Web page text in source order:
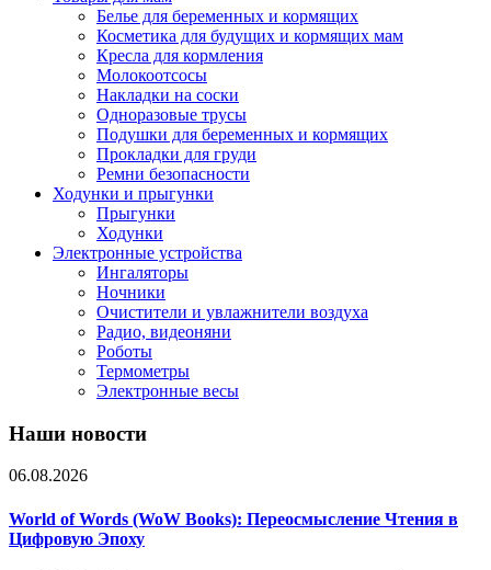
Белье для беременных и кормящих
Косметика для будущих и кормящих мам
Кресла для кормления
Молокоотсосы
Накладки на соски
Одноразовые трусы
Подушки для беременных и кормящих
Прокладки для груди
Ремни безопасности
Ходунки и прыгунки
Прыгунки
Ходунки
Электронные устройства
Ингаляторы
Ночники
Очистители и увлажнители воздуха
Радио, видеоняни
Роботы
Термометры
Электронные весы
Наши новости
06.08.2026
World of Words (WoW Books): Переосмысление Чтения в
Цифровую Эпоху